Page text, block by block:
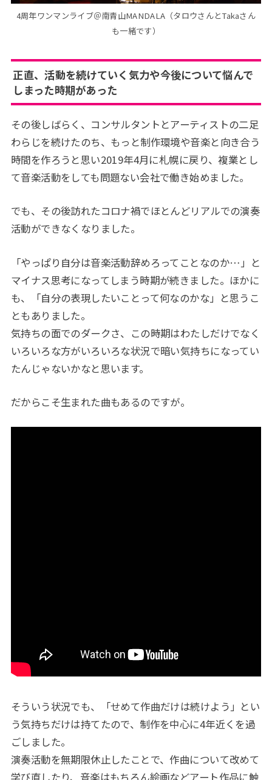
4周年ワンマンライブ＠南青山MANDALA（タロウさんとTakaさん
も一緒です）
正直、活動を続けていく気力や今後について悩んで
しまった時期があった
その後しばらく、コンサルタントとアーティストの二足
わらじを続けたのち、もっと制作環境や音楽と向き合う
時間を作ろうと思い2019年4月に札幌に戻り、複業とし
て音楽活動をしても問題ない会社で働き始めました。
でも、その後訪れたコロナ禍でほとんどリアルでの演奏
活動ができなくなりました。
「やっぱり自分は音楽活動辞めろってことなのか…」と
マイナス思考になってしまう時期が続きました。ほかに
も、「自分の表現したいことって何なのかな」と思うこ
ともありました。
気持ちの面でのダークさ、この時期はわたしだけでなく
いろいろな方がいろいろな状況で暗い気持ちになってい
たんじゃないかなと思います。
だからこそ生まれた曲もあるのですが。
そういう状況でも、「せめて作曲だけは続けよう」とい
う気持ちだけは持てたので、制作を中心に4年近くを過
ごしました。
演奏活動を無期限休止したことで、作曲について改めて
学び直したり、音楽はもちろん絵画などアート作品に触